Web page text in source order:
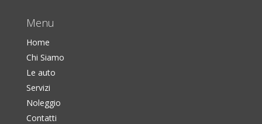
Menu
Home
Chi Siamo
Le auto
Servizi
Noleggio
Contatti